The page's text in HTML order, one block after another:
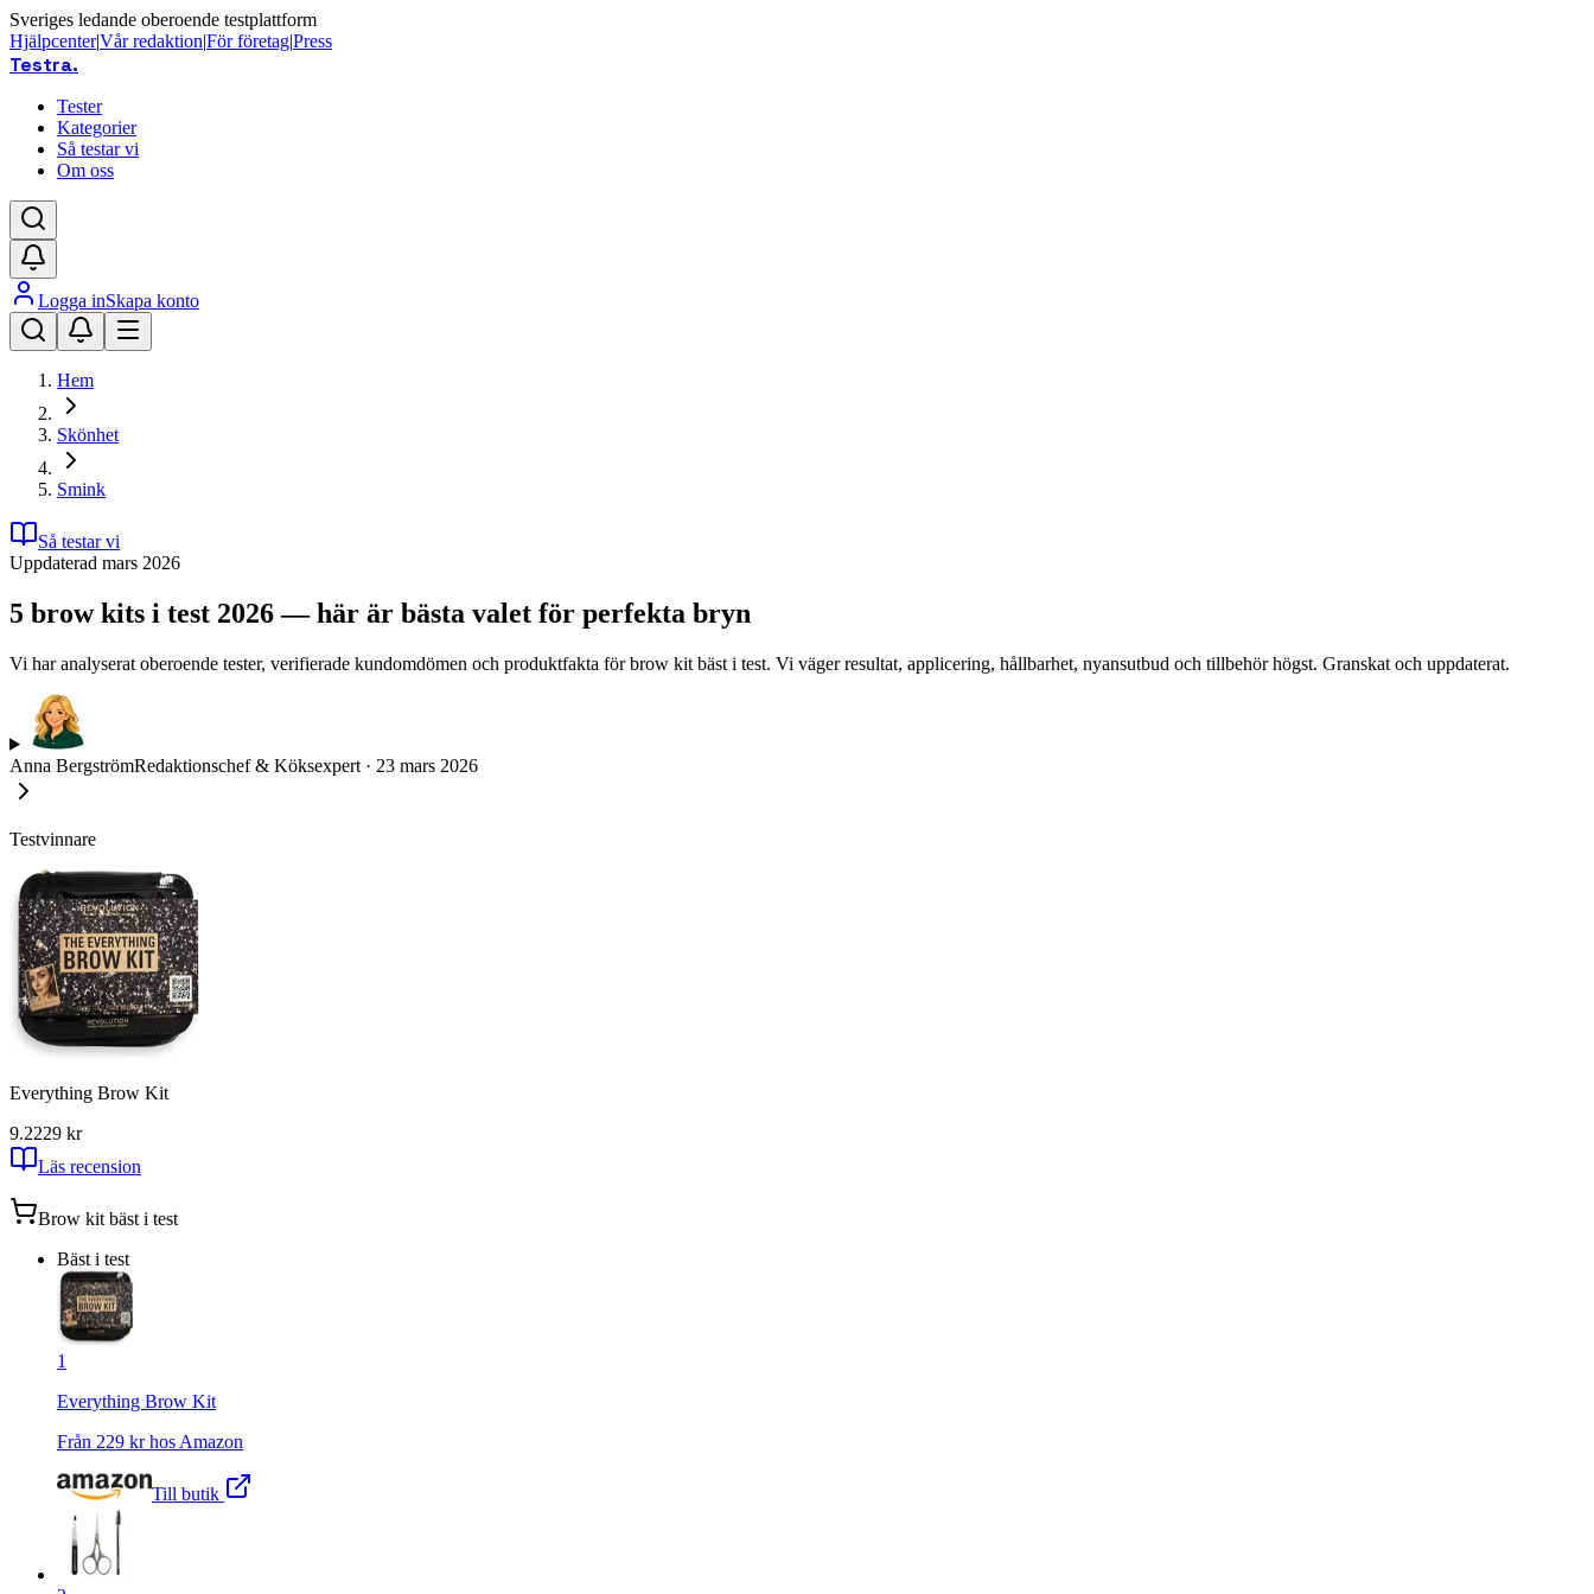
Sveriges ledande oberoende testplattform
Hjälpcenter|Vår redaktion|För företag|Press
Testra.
Tester
Kategorier
Så testar vi
Om oss
Logga inSkapa konto
Hem
Skönhet
Smink
Så testar vi
Uppdaterad mars 2026
5 brow kits i test 2026 — här är bästa valet för perfekta bryn
Vi har analyserat oberoende tester, verifierade kundomdömen och produktfakta för brow kit bäst i test. Vi väger resultat, applicering, hållbarhet, nyansutbud och tillbehör högst. Granskat och uppdaterat.
Anna BergströmRedaktionschef & Köksexpert · 23 mars 2026
Testvinnare
Everything Brow Kit
9.2229 kr
Läs recension
Brow kit bäst i test
Bäst i test
1
Everything Brow Kit
Från 229 kr hos Amazon
Till butik